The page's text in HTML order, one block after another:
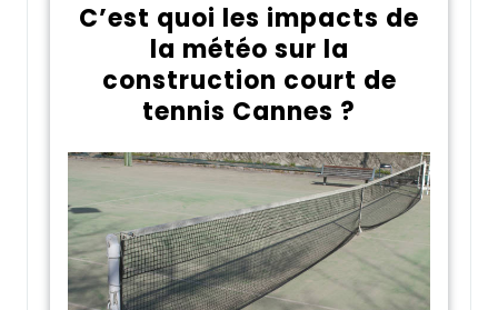
C’est quoi les impacts de
la météo sur la
construction court de
tennis Cannes ?